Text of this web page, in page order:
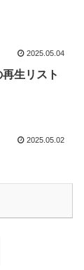
2025.05.04
生リスト
2025.05.02